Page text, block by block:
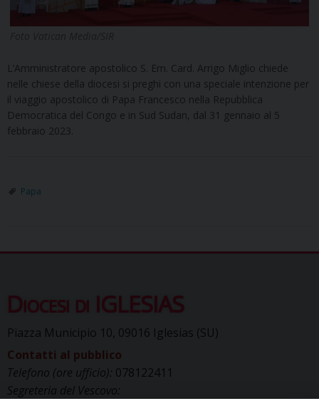
L’Amministratore apostolico S. Em. Card. Arrigo Miglio chiede
nelle chiese della diocesi si preghi con una speciale intenzione per
il viaggio apostolico di Papa Francesco nella Repubblica
Democratica del Congo e in Sud Sudan, dal 31 gennaio al 5
febbraio 2023.
Papa
Diocesi di IGLESIAS
Piazza Municipio 10, 09016 Iglesias (SU)
Contatti al pubblico
Telefono (ore ufficio): 078122411
Segreteria del Vescovo: